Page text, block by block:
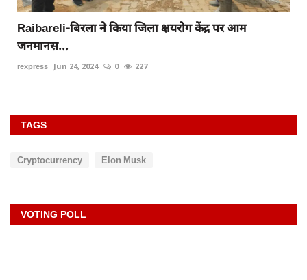
rexpress May 21, 2023 0 283
TAGS
Cryptocurrency Elon Musk
VOTING POLL